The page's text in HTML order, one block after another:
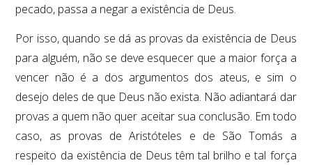
pecado, passa a negar a existência de Deus.
Por isso, quando se dá as provas da existência de Deus
para alguém, não se deve esquecer que a maior força a
vencer não é a dos argumentos dos ateus, e sim o
desejo deles de que Deus não exista. Não adiantará dar
provas a quem não quer aceitar sua conclusão. Em todo
caso, as provas de Aristóteles e de São Tomás a
respeito da existência de Deus têm tal brilho e tal força